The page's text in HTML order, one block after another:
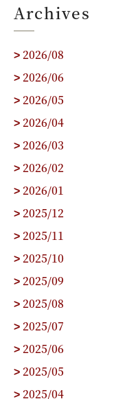
Archives
> 2026/08
> 2026/06
> 2026/05
> 2026/04
> 2026/03
> 2026/02
> 2026/01
> 2025/12
> 2025/11
> 2025/10
> 2025/09
> 2025/08
> 2025/07
> 2025/06
> 2025/05
> 2025/04